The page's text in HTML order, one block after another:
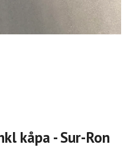
kåpa - Sur-Ron